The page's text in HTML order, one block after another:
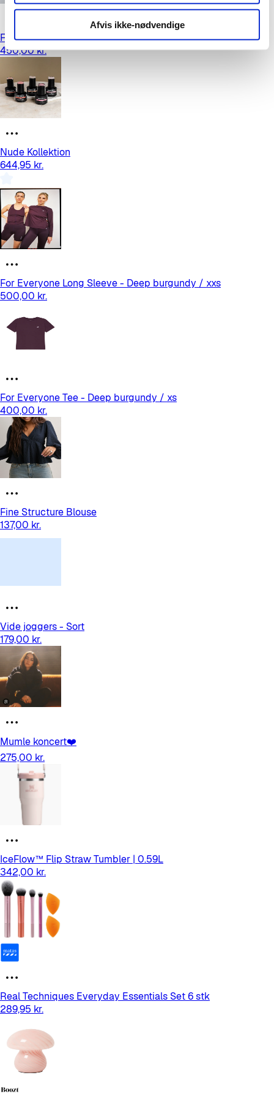
Afvis ikke-nødvendige
For Everyone Tee - black
450,00 kr.
Nude Kollektion
644,95 kr.
For Everyone Long Sleeve - Deep burgundy / xxs
500,00 kr.
For Everyone Tee - Deep burgundy / xs
400,00 kr.
Fine Structure Blouse
137,00 kr.
Vide joggers - Sort
179,00 kr.
Mumle koncert❤️
275,00 kr.
IceFlow™ Flip Straw Tumbler | 0.59L
342,00 kr.
Real Techniques Everyday Essentials Set 6 stk
289,95 kr.